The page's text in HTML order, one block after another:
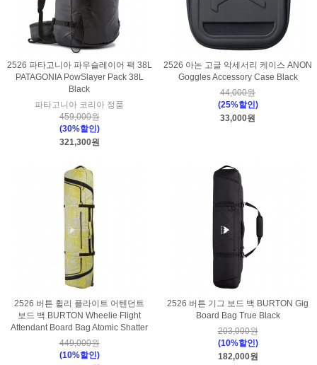
2526 파타고니아 파우슬레이어 팩 38L
PATAGONIA PowSlayer Pack 38L
Black
파타고니아 코리아 정품
459,000원
(30%할인)
321,300원
2526 아논 고글 악세서리 케이스 ANON
Goggles Accessory Case Black
44,000원
(25%할인)
33,000원
2526 버튼 휠리 플라이트 어텐던트
보드 백 BURTON Wheelie Flight
Attendant Board Bag Atomic Shatter
449,000원
(10%할인)
2526 버튼 기그 보드 백 BURTON Gig
Board Bag True Black
203,000원
(10%할인)
182,000원